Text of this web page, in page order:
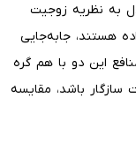
به نظریه زوجیت
هستند، جابه‌جایی
این دو با هم گره
باشد، مقایسه